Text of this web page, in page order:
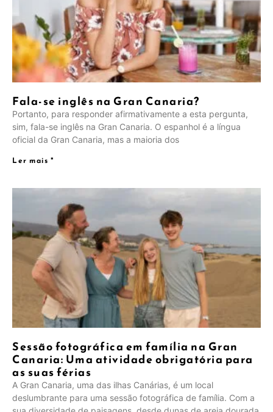
Fala-se inglês na Gran Canaria?
Portanto, para responder afirmativamente a esta pergunta,
sim, fala-se inglês na Gran Canaria. O espanhol é a língua
oficial da Gran Canaria, mas a maioria dos
Ler mais "
Sessão fotográfica em família na Gran
Canaria: Uma atividade obrigatória para
as suas férias
A Gran Canaria, uma das ilhas Canárias, é um local
deslumbrante para uma sessão fotográfica de família. Com a